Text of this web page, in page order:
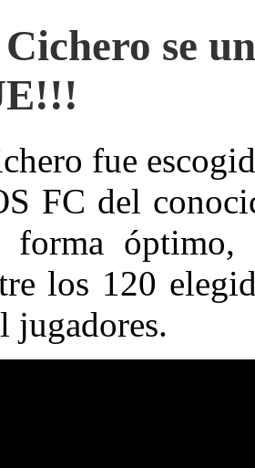
se
fue
FC del
forma
los 120
jugadores.